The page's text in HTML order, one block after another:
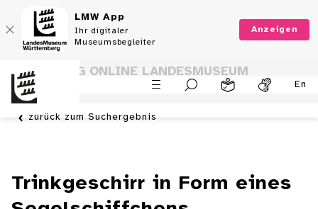
LMW App
Ihr digitaler
Museumsbegleiter
Anzeigen
En
SAMMLUNG ONLINE LANDESMUSEUM
WÜRTTEMBERG
zurück zum Suchergebnis
Trinkgeschirr in Form eines